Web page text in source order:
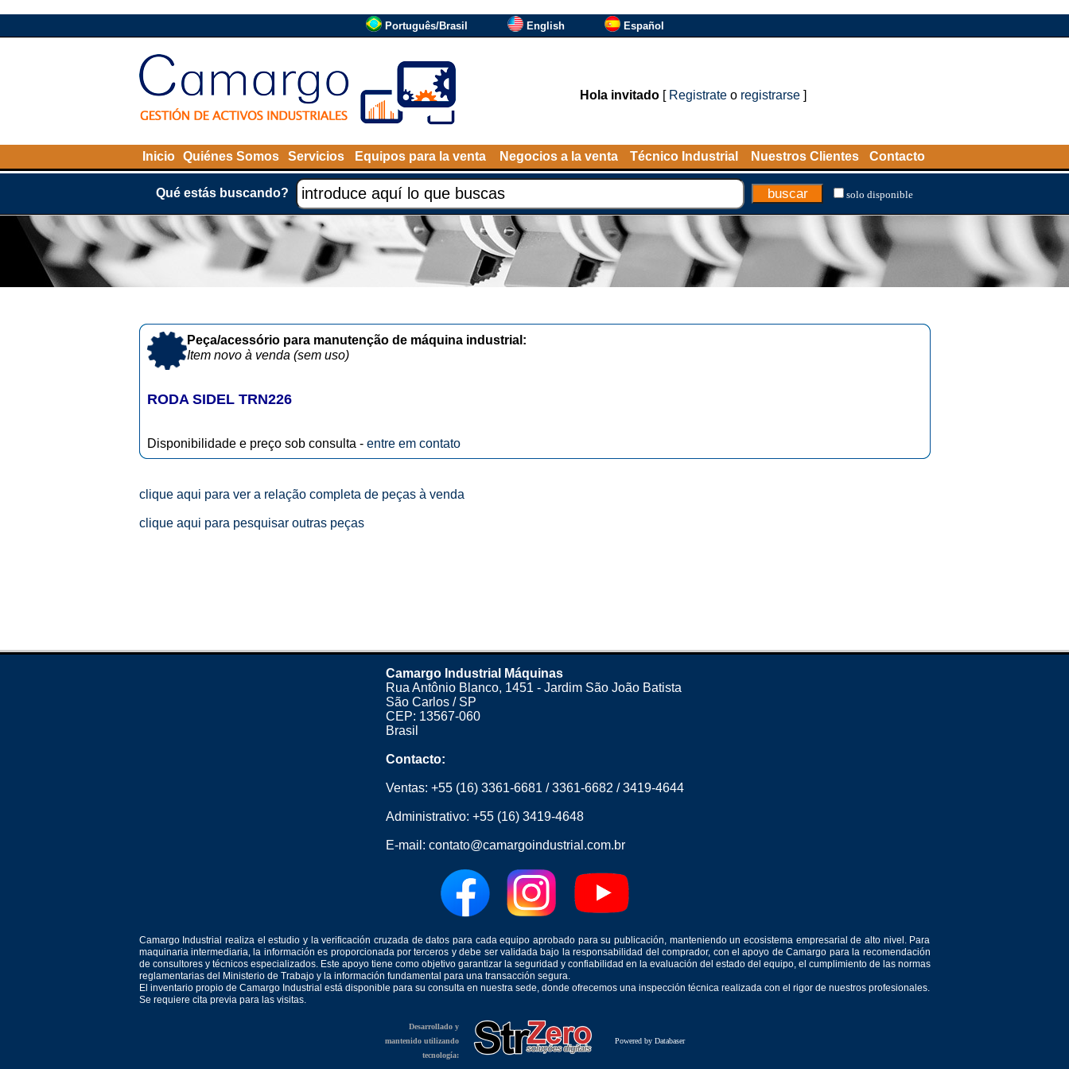
Português/Brasil English Español
Hola invitado[ Registrateo registrarse]
Inicio Quiénes Somos Servicios Equipos para la venta Negocios a la venta Técnico Industrial Nuestros Clientes Contacto
Qué estás buscando? solo disponible
Peça/acessório para manutenção de máquina industrial:
Item novo à venda (sem uso)
RODA SIDEL TRN226
Disponibilidade e preço sob consulta - entre em contato
clique aqui para ver a relação completa de peças à venda
clique aqui para pesquisar outras peças
Camargo Industrial Máquinas
Rua Antônio Blanco, 1451 - Jardim São João Batista
São Carlos / SP
CEP: 13567-060
Brasil
Contacto:
Ventas: +55 (16) 3361-6681 /3361-6682 /3419-4644
Administrativo: +55 (16) 3419-4648
E-mail: contato@camargoindustrial.com.br
Camargo Industrial realiza el estudio y la verificación cruzada de datos para cada equipo aprobado para su publicación, manteniendo un ecosistema empresarial de alto nivel. Para
maquinaria intermediaria, la información es proporcionada por terceros y debe ser validada bajo la responsabilidad del comprador, con el apoyo de Camargo para la recomendación
de consultores y técnicos especializados. Este apoyo tiene como objetivo garantizar la seguridad y confiabilidad en la evaluación del estado del equipo, el cumplimiento de las normas
reglamentarias del Ministerio de Trabajo y la información fundamental para una transacción segura.
El inventario propio de Camargo Industrial está disponible para su consulta en nuestra sede, donde ofrecemos una inspección técnica realizada con el rigor de nuestros profesionales.
Se requiere cita previa para las visitas.
Desarrollado y
mantenido utilizando
tecnología:
Powered by Databaser